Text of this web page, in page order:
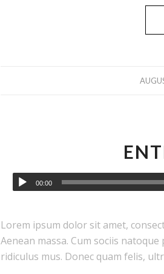
00:00
Lorem ipsum dolor sit amet,
Aenean massa. Cum sociis
ridiculus mus. Donec quam felis,